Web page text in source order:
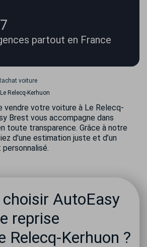
partout en France
voiture
Relecq-Kerhuon
vendre votre voiture à Le Relecq-
Brest vous accompagne dans
toute transparence. Grâce à notre
d'une estimation juste et d’un
AutoEasy
reprise
Relecq-Kerhuon ?